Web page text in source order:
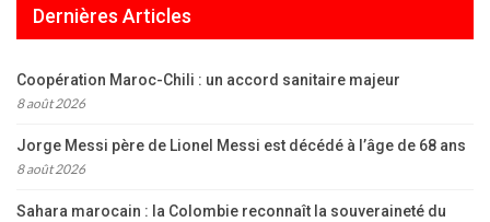
Dernières Articles
Coopération Maroc-Chili : un accord sanitaire majeur
8 août 2026
Jorge Messi père de Lionel Messi est décédé à l’âge de 68 ans
8 août 2026
Sahara marocain : la Colombie reconnaît la souveraineté du